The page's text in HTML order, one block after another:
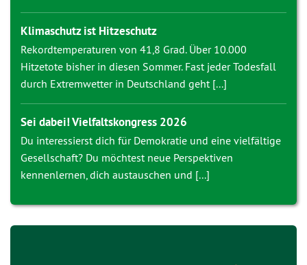
Klimaschutz ist Hitzeschutz
Rekordtemperaturen von 41,8 Grad. Über 10.000
Hitzetote bisher in diesen Sommer. Fast jeder Todesfall
durch Extremwetter in Deutschland geht [...]
Sei dabei! Vielfaltskongress 2026
Du interessierst dich für Demokratie und eine vielfältige
Gesellschaft? Du möchtest neue Perspektiven
kennenlernen, dich austauschen und [...]